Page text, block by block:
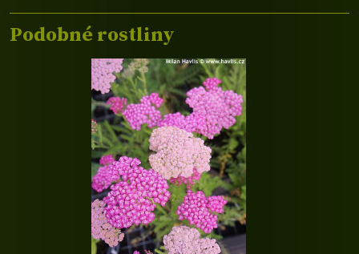
Podobné rostliny